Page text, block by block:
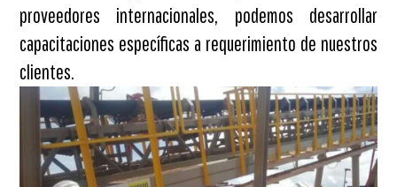
proveedores internacionales, podemos desarrollar
capacitaciones específicas a requerimiento de nuestros
clientes.